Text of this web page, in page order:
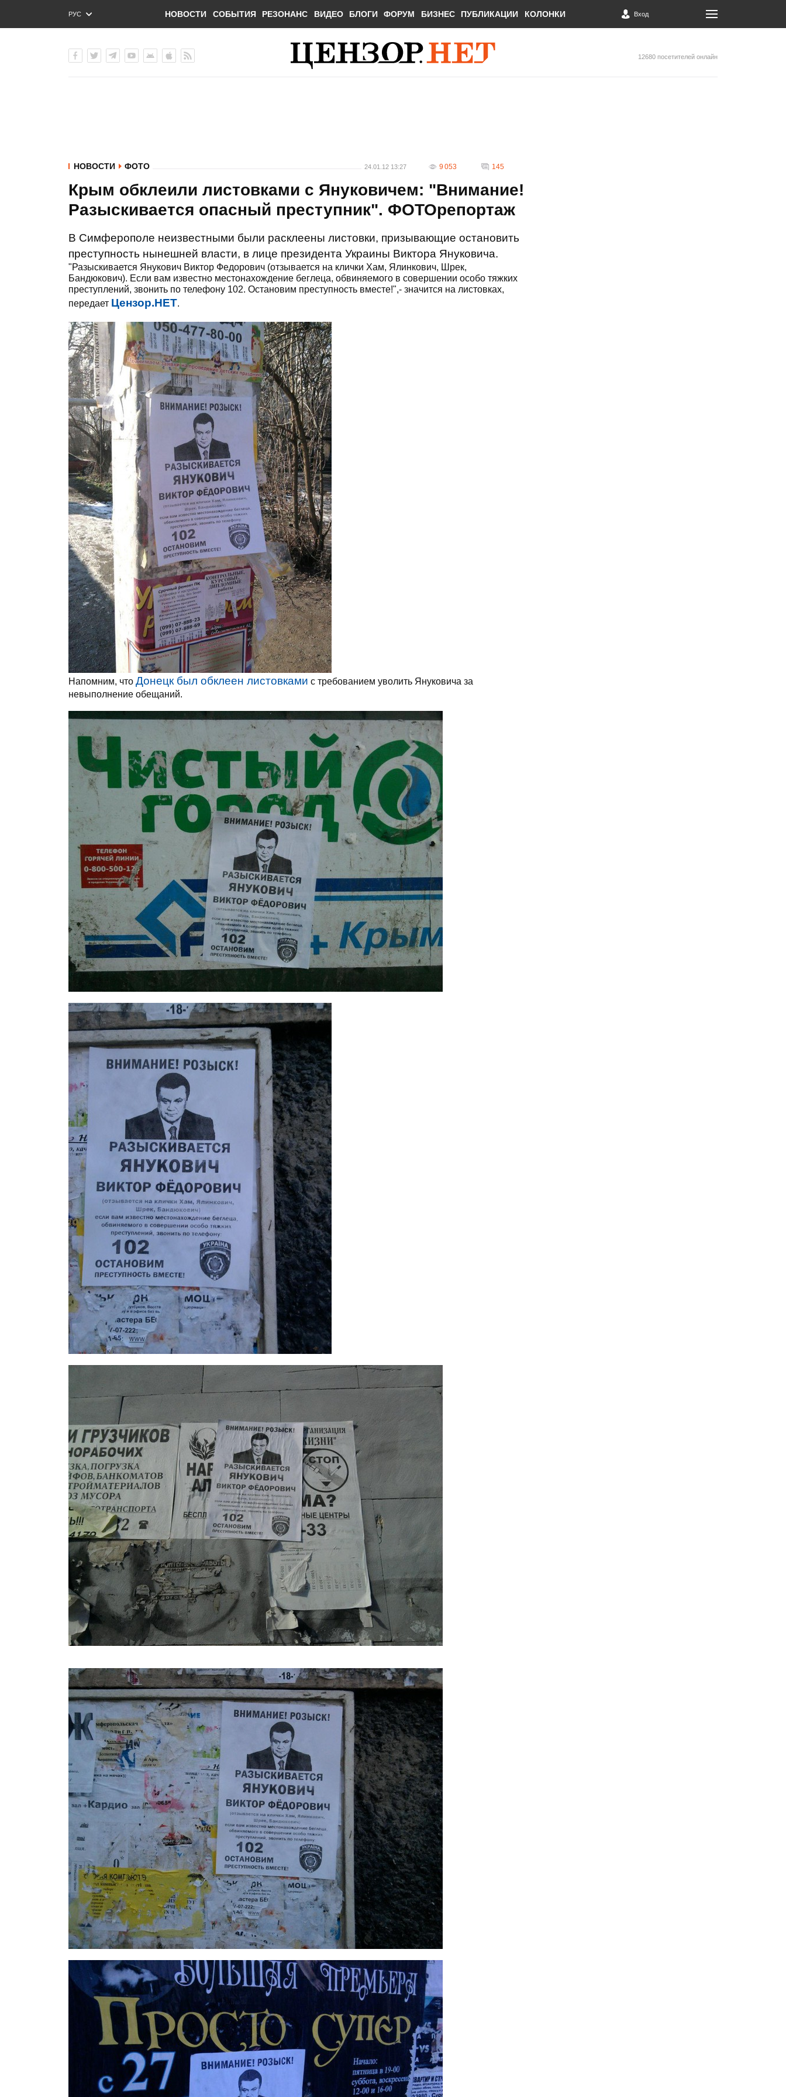
РУС
ENG
НОВОСТИ СОБЫТИЯ РЕЗОНАНС ВИДЕО БЛОГИ ФОРУМ БИЗНЕС ПУБЛИКАЦИИ КОЛОНКИ Вход
12680 посетителей онлайн
НОВОСТИ ФОТО 24.01.12 13:27 9 053 145
Крым обклеили листовками с Януковичем: "Внимание!
Разыскивается опасный преступник". ФОТОрепортаж
В Симферополе неизвестными были расклеены листовки, призывающие остановить
преступность нынешней власти, в лице президента Украины Виктора Януковича.
"Разыскивается Янукович Виктор Федорович (отзывается на клички Хам, Ялинкович, Шрек,
Бандюкович). Если вам известно местонахождение беглеца, обвиняемого в совершении особо тяжких
преступлений, звонить по телефону 102. Остановим преступность вместе!",- значится на листовках,
передает Цензор.НЕТ.
Напомним, что Донецк был обклеен листовками с требованием уволить Януковича за
невыполнение обещаний.